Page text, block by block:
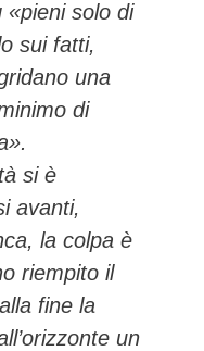
«pieni solo di
sui fatti,
una
di
si è
avanti,
la colpa è
riempito il
fine la
un